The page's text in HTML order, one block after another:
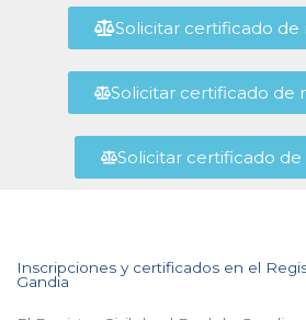
Solicitar certificado de
Solicitar certificado de
Solicitar certificado
Inscripciones y certificados en el
Gandia